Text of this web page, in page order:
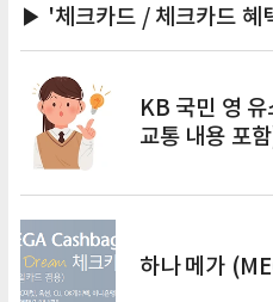
▶ '체크카드 / 체크카드 혜
KB 국민 영
교통 내용 포
하나 메가